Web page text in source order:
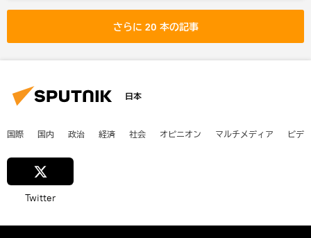
さらに 20 本の記事
日本
国際 国内 政治 経済 社会 オピニオン マルチメディア ビデ
Twitter